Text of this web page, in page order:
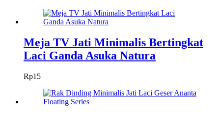
Meja TV Jati Minimalis Bertingkat
Laci Ganda Asuka Natura
Rp15